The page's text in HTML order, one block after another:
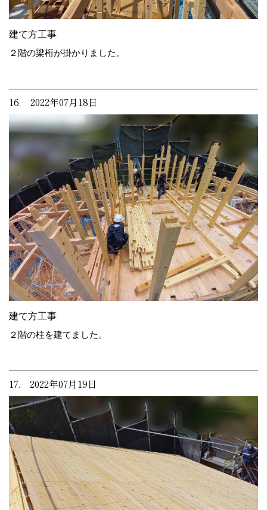
建て方工事
２階の梁桁が掛かりました。
16. 2022年07月18日
建て方工事
２階の柱を建てました。
17. 2022年07月19日